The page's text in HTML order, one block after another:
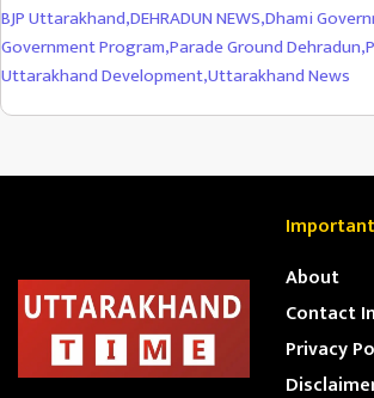
BJP Uttarakhand,DEHRADUN NEWS,Dhami
Government Program,Parade Ground Dehradun,
Uttarakhand Development,Uttarakhand News
About
Contact
Privacy